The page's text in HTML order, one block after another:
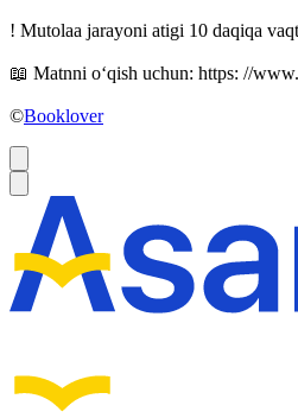
! Mutolaa jarayoni atigi 10 daqiqa
📖 Matnni oʻqish uchun: https: //
©Booklover